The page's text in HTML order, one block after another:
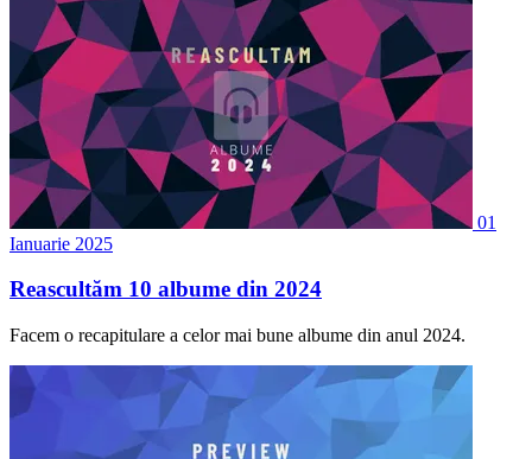
01
Ianuarie 2025
Reascultăm 10 albume din 2024
Facem o recapitulare a celor mai bune albume din anul 2024.